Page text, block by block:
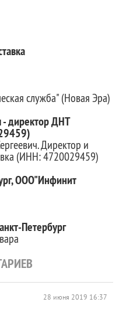
служба" (Новая Эра)
директор ДНТ
Директор и
(ИНН: 4720029459)
ООО"Инфинит
Петербург
28 июня 2019 16:37